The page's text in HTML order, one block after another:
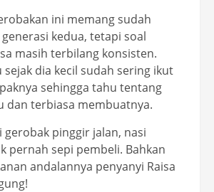
ini memang sudah
kedua, tetapi soal
masih terbilang konsisten.
sejak dia kecil sudah sering ikut
sehingga tahu tentang
dan terbiasa membuatnya.
gerobak pinggir jalan, nasi
pernah sepi pembeli. Bahkan
andalannya penyanyi Raisa